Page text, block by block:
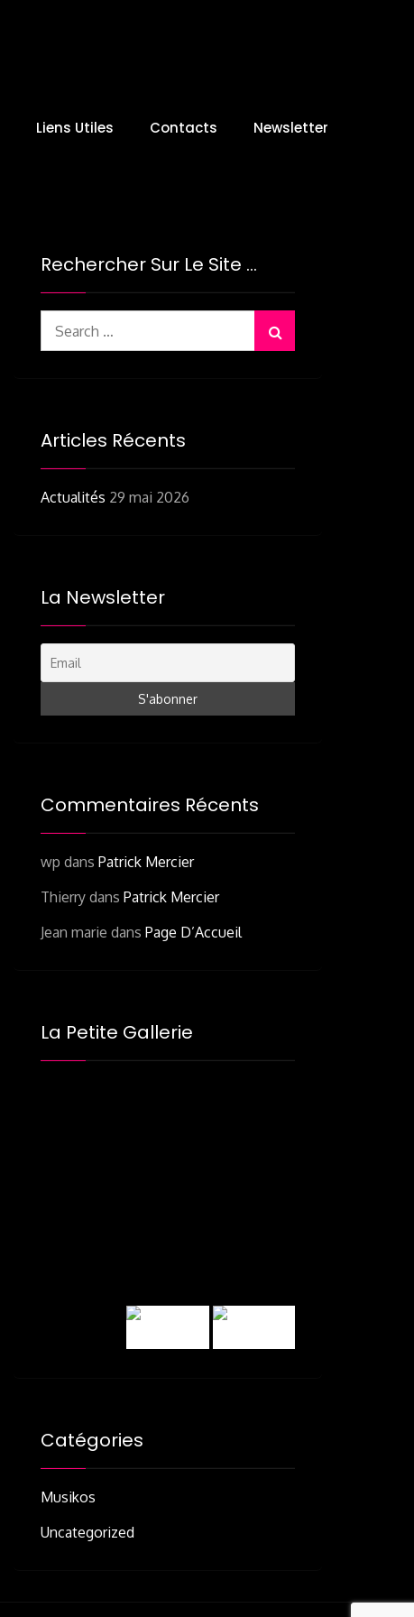
Liens Utiles Contacts Newsletter
Rechercher Sur Le Site …
for:
Articles Récents
Actualités 29 mai 2026
La Newsletter
Commentaires Récents
wp dans Patrick Mercier
Thierry dans Patrick Mercier
Jean marie dans Page D’Accueil
La Petite Gallerie
Catégories
Musikos
Uncategorized